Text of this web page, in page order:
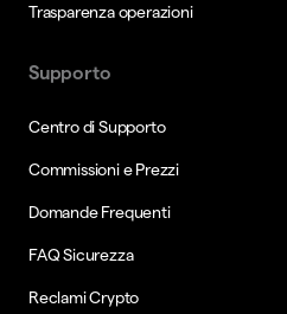
Trasparenza operazioni
Supporto
Centro di Supporto
Commissioni e Prezzi
Domande Frequenti
FAQ Sicurezza
Reclami Crypto